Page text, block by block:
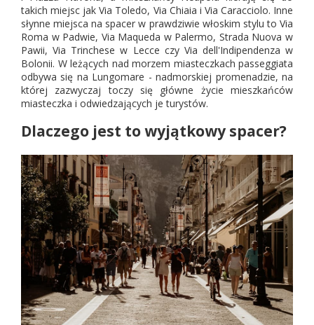
takich miejsc jak Via Toledo, Via Chiaia i Via Caracciolo. Inne
słynne miejsca na spacer w prawdziwie włoskim stylu to Via
Roma w Padwie, Via Maqueda w Palermo, Strada Nuova w
Pawii, Via Trinchese w Lecce czy Via dell'Indipendenza w
Bolonii. W leżących nad morzem miasteczkach passeggiata
odbywa się na Lungomare - nadmorskiej promenadzie, na
której zazwyczaj toczy się główne życie mieszkańców
miasteczka i odwiedzających je turystów.
Dlaczego jest to wyjątkowy spacer?